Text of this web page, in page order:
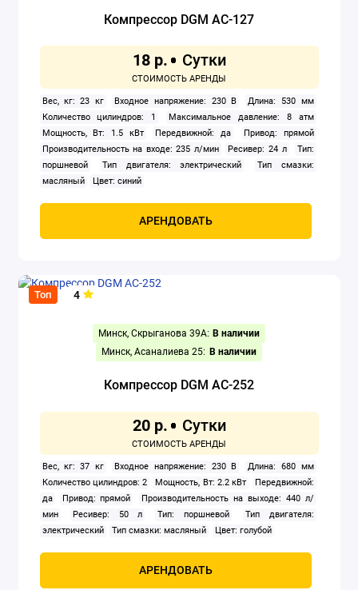
Компрессор DGM AC-127
18 р.
Вес, кг: 23 кг Входное напряжение: 230 В
Длина: 530 мм
Количество цилиндров: 1
Максимальное давление: 8 атм
Мощность, Вт: 1.5 кВт
Передвижной: да
Привод: прямой
Производительность на входе: 235 л/мин
Ресивер: 24 л
Тип:
поршневой
Тип двигателя: электрический
Тип смазки:
масляный
Цвет: синий
АРЕНДОВАТЬ
Топ 4
Минск, Скрыганова 39А: В наличии
Минск, Асаналиева 25: В наличии
Компрессор DGM AC-252
20 р.
Вес, кг: 37 кг Входное напряжение: 230 В
Длина: 680 мм
Количество цилиндров: 2
Мощность, Вт: 2.2 кВт
Передвижной:
да
Привод: прямой
Производительность на выходе: 440 л/
мин
Ресивер: 50 л Тип: поршневой
Тип двигателя:
электрический
Тип смазки: масляный Цвет: голубой
АРЕНДОВАТЬ